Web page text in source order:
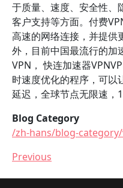
于质量、速度、安全性、
客户支持等方面。付费
高速的网络连接，并提供
外，目前中国最流行的加
VPN， 快连加速器
时速度优化的程序，可以
延迟，全球节点无限速，
Blog Category
/zh-hans/blog-
Previous